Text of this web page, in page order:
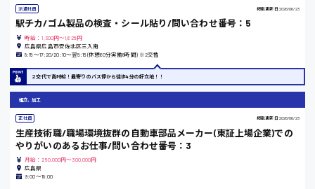
熊本県
東京都
島根県
時給1200円〜
派遣社員 掲載更新日 2026/06/23
駅チカ/ゴム製品の検査・シール貼り/問い合わせ番号：5
時給：1,300円～1,625円
広島県広島市安佐北区三入南
8:15〜17:20/20:10〜翌5:15(休憩60分実働8時間) ※2交替
２交代で高時給！最寄りのバス停から徒歩4分の好立地！！
組立、加工
正社員 掲載更新日 2026/06/23
生産技術職/職場環境抜群の自動車部品メーカー(東証上場企業)での
やりがいのあるお仕事/問い合わせ番号：3
月給：250,000円～300,000円
広島県
9:00～18:00